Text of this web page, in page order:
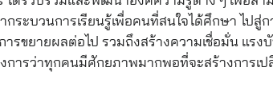
ระบวนการเรียนรู้เพื่อคนที่สนใจได้ศึกษา ไปสู่
ารขยายผลต่อไป รวมถึงสร้างความเชื่อมั่น แรง
ารว่าทุกคนมีศักยภาพมากพอที่จะสร้างการเป